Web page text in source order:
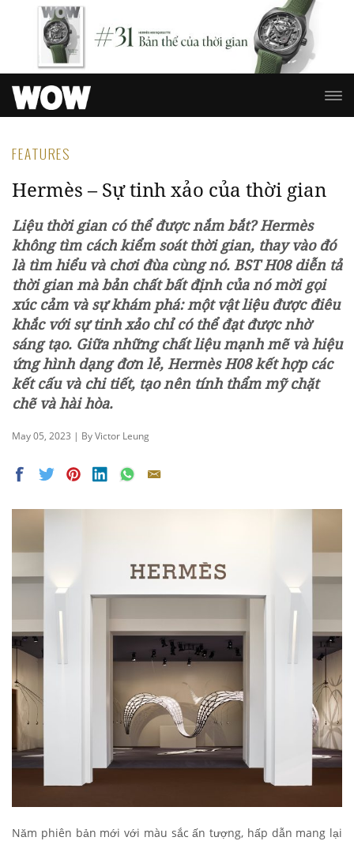
FEATURES
Hermès – Sự tinh xảo của thời gian
Liệu thời gian có thể được nắm bắt? Hermès
không tìm cách kiểm soát thời gian, thay vào đó
là tìm hiểu và chơi đùa cùng nó. BST H08 diễn tả
thời gian mà bản chất bất định của nó mời gọi
xúc cảm và sự khám phá: một vật liệu được điêu
khắc với sự tinh xảo chỉ có thể đạt được nhờ
sáng tạo. Giữa những chất liệu mạnh mẽ và hiệu
ứng hình dạng đơn lẻ, Hermès H08 kết hợp các
kết cấu và chi tiết, tạo nên tính thẩm mỹ chặt
chẽ và hài hòa.
May 05, 2023 | By Victor Leung
Năm phiên bản mới với màu sắc ấn tượng, hấp dẫn mang lại